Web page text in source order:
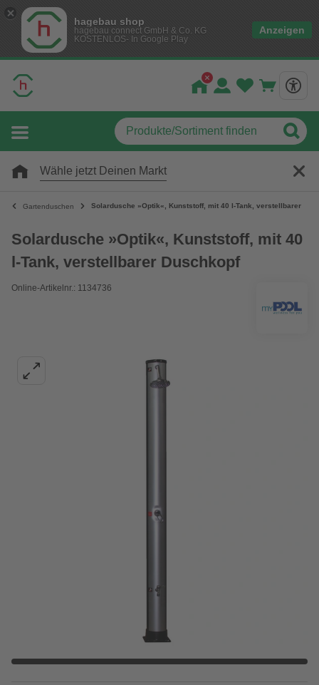
hagebau shop
hagebau connect GmbH & Co. KG
KOSTENLOS- In Google Play
Anzeigen
Wähle jetzt Deinen Markt
Gartenduschen Solardusche »Optik«, Kunststoff, mit 40 l-Tank, verstellbarer
Solardusche »Optik«, Kunststoff, mit 40
l-Tank, verstellbarer Duschkopf
Online-Artikelnr.: 1134736